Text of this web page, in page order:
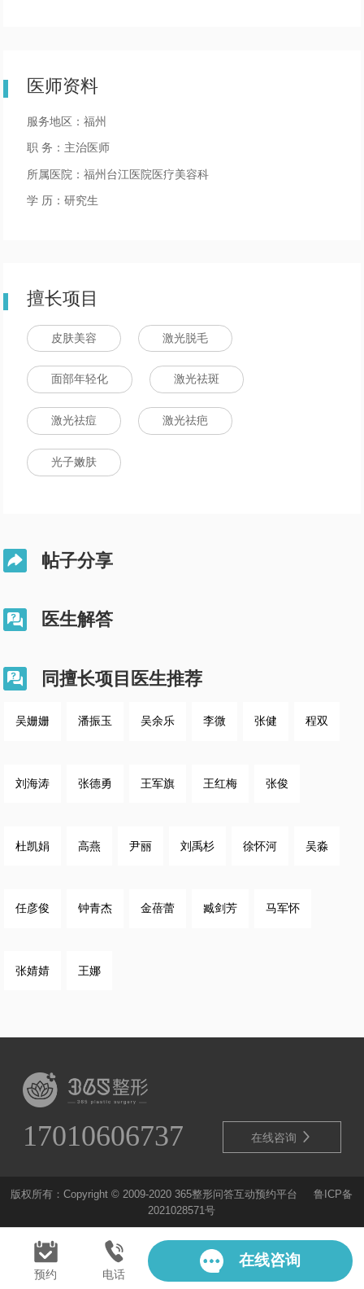
医师资料
服务地区：福州
职 务：主治医师
所属医院：福州台江医院医疗美容科
学 历：研究生
擅长项目
皮肤美容 激光脱毛
面部年轻化 激光祛斑
激光祛痘 激光祛疤
光子嫩肤
 帖子分享
 医生解答
 同擅长项目医生推荐
吴姗姗 潘振玉 吴余乐 李微 张健 程双
刘海涛 张德勇 王军旗 王红梅 张俊
杜凯娟 高燕 尹丽 刘禹杉 徐怀河 吴淼
任彦俊 钟青杰 金蓓蕾 臧剑芳 马军怀
张婧婧 王娜
17010606737 在线咨询 
版权所有：Copyright © 2009-2020 365整形问答互动预约平台鲁ICP备
2021028571号
预约 电话
在线咨询